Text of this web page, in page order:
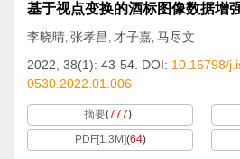
基于视点变换的酒标图像数据增
李晓晴, 张孝昌 , 才子嘉, 马尽文
2022, 38(1): 43-54. DOI: 10.16798/
0530.2022.01.006
摘要(777)
PDF[1.3M](64)